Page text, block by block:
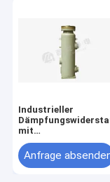
Industrieller
mit
Durchgangsbohrung
und axialer
Gehäusebauform
Anfrage